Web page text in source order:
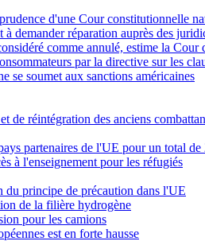
d'une Cour constitutionnelle
demander réparation auprès des
comme annulé, estime la Cour
par la directive sur les
se soumet aux sanctions américaines
de réintégration des anciens
partenaires de l'UE pour un total
à l'enseignement pour les réfugiés
du principe de précaution dans l'UE
de la filière hydrogène
pour les camions
est en forte hausse